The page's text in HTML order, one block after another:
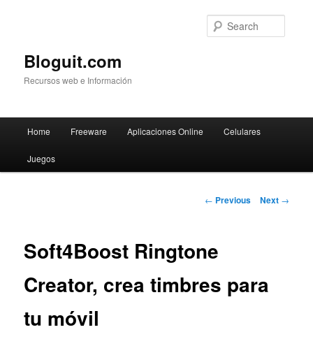
Bloguit.com
Recursos web e Información
Skip
to
Home Freeware Aplicaciones Online Celulares
Juegos
Post
← Previous Next →
Soft4Boost Ringtone
Creator, crea timbres para
tu móvil